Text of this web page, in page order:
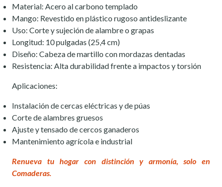
Material: Acero al carbono templado
Mango: Revestido en plástico rugoso antideslizante
Uso: Corte y sujeción de alambre o grapas
Longitud: 10 pulgadas (25,4 cm)
Diseño: Cabeza de martillo con mordazas dentadas
Resistencia: Alta durabilidad frente a impactos y torsión
Aplicaciones:
Instalación de cercas eléctricas y de púas
Corte de alambres gruesos
Ajuste y tensado de cercos ganaderos
Mantenimiento agrícola e industrial
Renueva tu hogar con distinción y armonía, solo en
Comaderas.